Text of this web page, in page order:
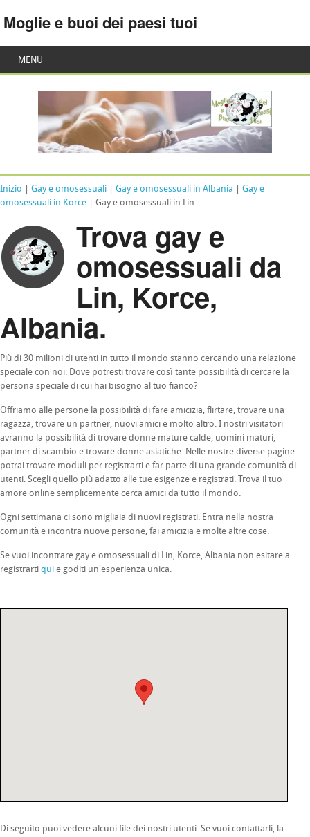
Moglie e buoi dei paesi tuoi
MENU
Inizio Gay e omosessuali Gay e omosessuali in Albania
Gay e
omosessuali in Korce | Gay e omosessuali in Lin
Trova gay e
omosessuali da
Lin, Korce,
Albania.
Più di 30 milioni di utenti in tutto il mondo stanno cercando una relazione
speciale con noi. Dove potresti trovare così tante possibilità di cercare la
persona speciale di cui hai bisogno al tuo fianco?
Offriamo alle persone la possibilità di fare amicizia, flirtare, trovare una
ragazza, trovare un partner, nuovi amici e molto altro. I nostri visitatori
avranno la possibilità di trovare donne mature calde, uomini maturi,
partner di scambio e trovare donne asiatiche. Nelle nostre diverse pagine
potrai trovare moduli per registrarti e far parte di una grande comunità di
utenti. Scegli quello più adatto alle tue esigenze e registrati. Trova il tuo
amore online semplicemente cerca amici da tutto il mondo.
Ogni settimana ci sono migliaia di nuovi registrati. Entra nella nostra
comunità e incontra nuove persone, fai amicizia e molte altre cose.
Se vuoi incontrare gay e omosessuali di Lin, Korce, Albania non esitare a
registrarti qui e goditi un'esperienza unica.
Di seguito puoi vedere alcuni file dei nostri utenti. Se vuoi contattarli, la